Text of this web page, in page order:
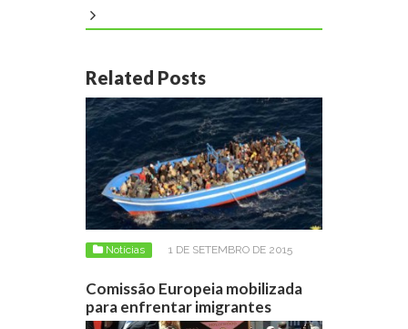
Related Posts
Notícias 1 DE SETEMBRO DE 2015
Comissão Europeia mobilizada
para enfrentar imigrantes